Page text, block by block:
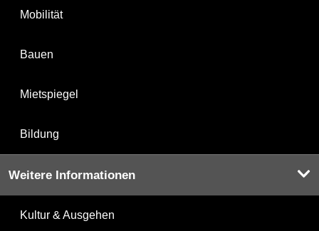
Mobilität
Bauen
Mietspiegel
Bildung
Weitere Informationen
Kultur & Ausgehen